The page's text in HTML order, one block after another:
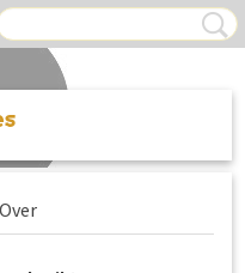
Over